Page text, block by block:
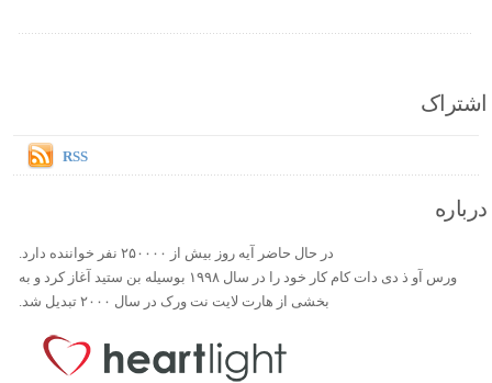
اشتراک
RSS
درباره
در حال حاضر آیه روز بیش از ۲۵۰۰۰۰ نفر خواننده دارد.
ورس آو ذ دی دات کام کار خود را در سال ۱۹۹۸ بوسیله بن ستید آغاز کرد و به
بخشی از هارت لایت نت ورک در سال ۲۰۰۰ تبدیل شد.